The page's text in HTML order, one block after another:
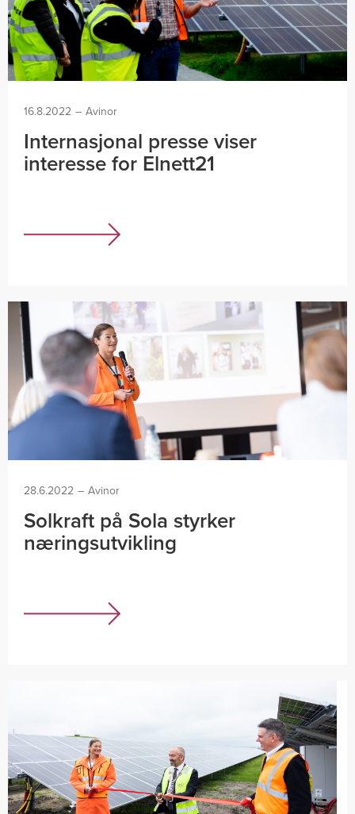
16.8.2022 – Avinor
Internasjonal presse viser
interesse for Elnett21
28.6.2022 – Avinor
Solkraft på Sola styrker
næringsutvikling